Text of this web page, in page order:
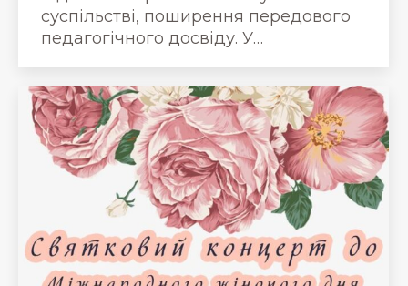
суспільстві, поширення передового
педагогічного досвіду. У…